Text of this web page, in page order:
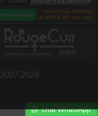
2007-2026
chat WhatsApp